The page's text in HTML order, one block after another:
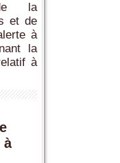
la
et de
à
la
à
à